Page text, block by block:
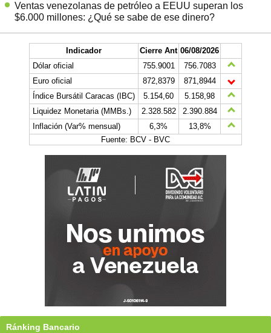
Ventas venezolanas de petróleo a EEUU superan los
$6.000 millones: ¿Qué se sabe de ese dinero?
Indicador Cierre Ant 06/08/2026
Dólar oficial
755.9001
756.7083
Euro oficial
872,8379
871,8944
Índice Bursátil Caracas (IBC)
5.154,60
5.158,98
Liquidez Monetaria (MMBs.)
2.328.582
2.390.884
Inflación (Var% mensual)
6,3%
13,8%
Fuente: BCV - BVC
Ránking Bancario